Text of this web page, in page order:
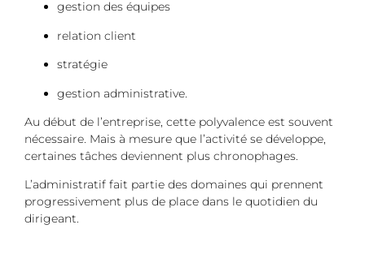
gestion des équipes
relation client
stratégie
gestion administrative.
Au début de l’entreprise, cette polyvalence est souvent
nécessaire. Mais à mesure que l’activité se développe,
certaines tâches deviennent plus chronophages.
L’administratif fait partie des domaines qui prennent
progressivement plus de place dans le quotidien du
dirigeant.